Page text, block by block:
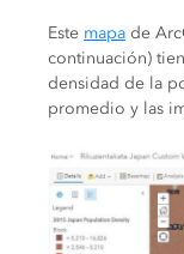
Este mapa de
continuación)
densidad de la
promedio y las